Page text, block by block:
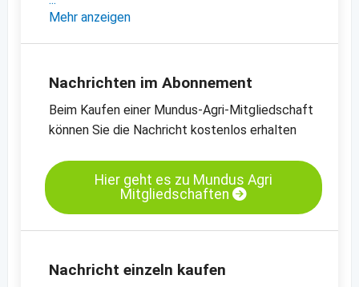
- Nachfrage in Westeuropa und China
- Offizielle Ernteschätzungen
Exportdaten
- Mit Content von Mundus Agri
- Preischarts zum Kassamarkt in Frankreich,
Holland und Deutschland
Preischart Mais, gelb, 99.5% Reinheit,
Mehr anzeigen
Nachrichten im Abonnement
Beim Kaufen einer Mundus-Agri-Mitgliedschaft
können Sie die Nachricht kostenlos erhalten
Hier geht es zu Mundus Agri
Mitgliedschaften
Nachricht einzeln kaufen